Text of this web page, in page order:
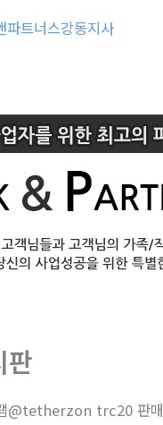
판
@tetherzon trc20 판매